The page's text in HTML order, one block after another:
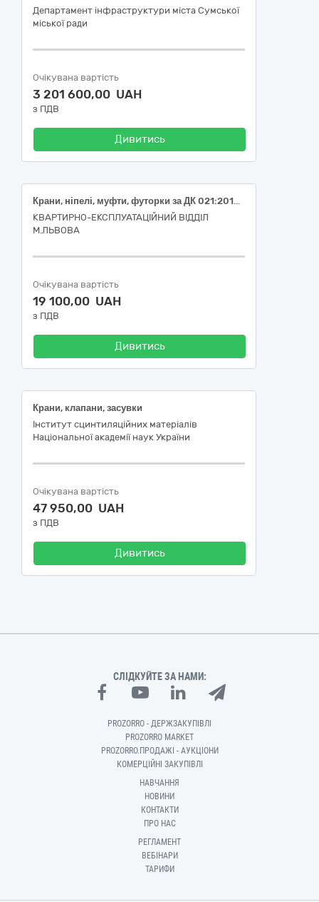
Департамент інфраструктури міста Сумської
міської ради
Очікувана вартість
3 201 600,00 UAH
з ПДВ
Дивитись
Крани, ніпелі, муфти, футорки за ДК 021:2015 42130000-9 Арматура трубопровідна: крани, вентилі, клапани та подібні пристрої
КВАРТИРНО-ЕКСПЛУАТАЦІЙНИЙ ВІДДІЛ
М.ЛЬВОВА
Очікувана вартість
19 100,00 UAH
з ПДВ
Дивитись
Крани, клапани, засувки
Інститут сцинтиляційних матеріалів
Національної академії наук України
Очікувана вартість
47 950,00 UAH
з ПДВ
Дивитись
СЛІДКУЙТЕ ЗА НАМИ:
PROZORRO - ДЕРЖЗАКУПІВЛІ
PROZORRO MARKET
PROZORRO.ПРОДАЖІ - АУКЦІОНИ
КОМЕРЦІЙНІ ЗАКУПІВЛІ
НАВЧАННЯ
НОВИНИ
КОНТАКТИ
ПРО НАС
РЕГЛАМЕНТ
ВЕБІНАРИ
ТАРИФИ